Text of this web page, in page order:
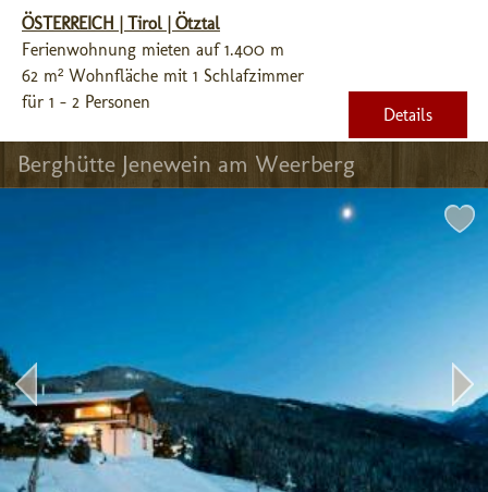
ÖSTERREICH | Tirol | Ötztal
Ferienwohnung mieten auf 1.400 m
62 m² Wohnfläche mit 1 Schlafzimmer
für 1 - 2 Personen
Details
Berghütte Jenewein am Weerberg